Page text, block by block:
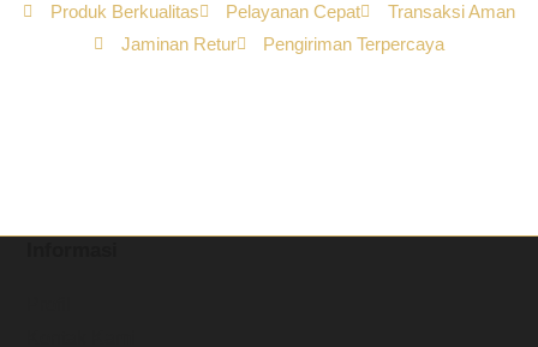
Produk Berkualitas Pelayanan Cepat
Transaksi Aman
Jaminan Retur
Pengiriman Terpercaya